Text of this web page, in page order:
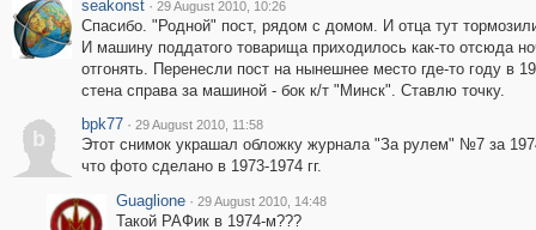
seakonst · 29 August 2010, 10:26
Спасибо. "Родной" пост, рядом с домом. И отца тут
И машину поддатого товарища приходилось как-то отсюда
отгонять. Перенесли пост на нынешнее место где-то году в
стена справа за машиной - бок к/т "Минск". Ставлю точку.
b
bpk77 · 29 August 2010, 11:58
Этот снимок украшал обложку журнала "За рулем" №7 за
что фото сделано в 1973-1974 гг.
Guaglione · 29 August 2010, 14:48
Такой РАФик в 1974-м???